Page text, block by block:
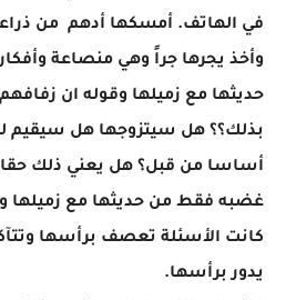
في الهاتف. أمسكها أدهم من
وأخذ يجرها جراً وهي منصاعة
حديثها مع زميلها وقوله ان
بذلك؟؟ هل سيتزوجها هل سيقيم
أساسا من قبل؟ هل يعني ذلك حقا
غضبه فقط من حديثها مع زميلها
كانت الأسئلة تعصف برأسها
يدور برأسها.